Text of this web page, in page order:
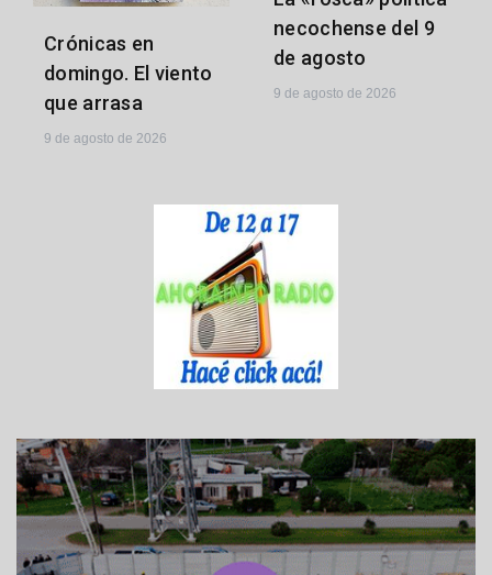
Crónicas en
domingo. El viento
que arrasa
9 de agosto de 2026
necochense del 9
de agosto
9 de agosto de 2026